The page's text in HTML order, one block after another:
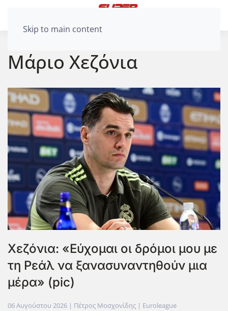
Skip to main content
Μάριο Χεζόνια
Χεζόνια: «Εύχομαι οι δρόμοι μου με
τη Ρεάλ να ξανασυναντηθούν μια
μέρα» (pic)
06 Αυγούστου 2026 | Πέτρος Μοσχονίδης | Euroleague